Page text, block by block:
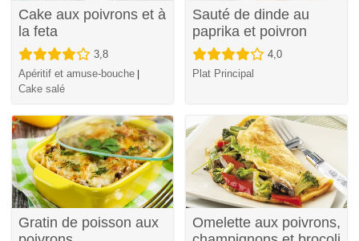
Cake aux poivrons et à
la feta
3,8
Apéritif et amuse-bouche |
Cake salé
Sauté de dinde au
paprika et poivron
4,0
Plat Principal
Gratin de poisson aux
Omelette aux poivrons,